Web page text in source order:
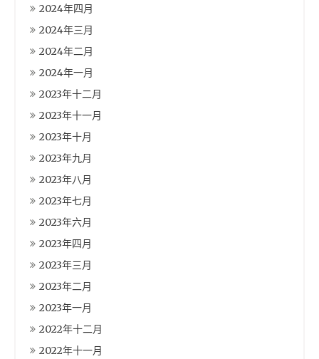
2024年四月
2024年三月
2024年二月
2024年一月
2023年十二月
2023年十一月
2023年十月
2023年九月
2023年八月
2023年七月
2023年六月
2023年四月
2023年三月
2023年二月
2023年一月
2022年十二月
2022年十一月